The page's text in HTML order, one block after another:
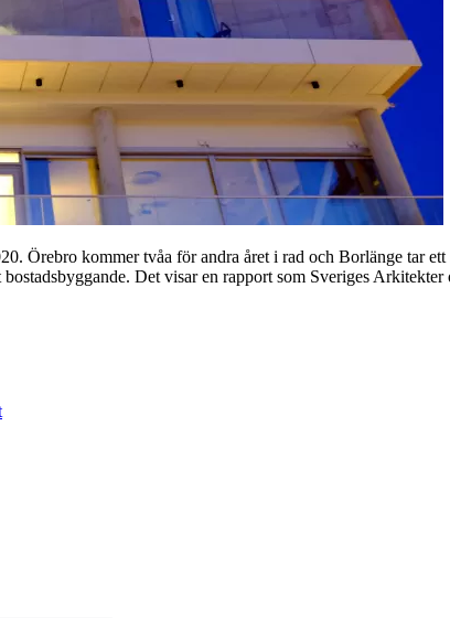
Örebro kommer tvåa för andra året i rad och Borlänge tar
Det visar en rapport som Sveriges